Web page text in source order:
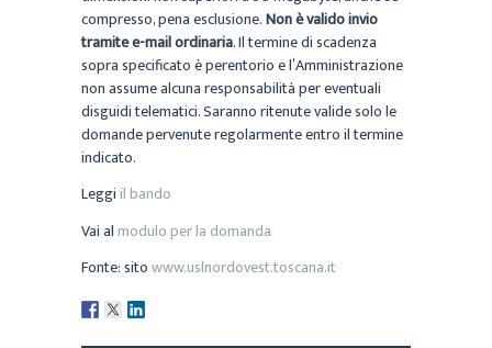
compresso, pena esclusione.Non è valido invio
tramite e-mail ordinaria. Il termine di scadenza
sopra specificato è perentorio e l’Amministrazione
non assume alcuna responsabilità per eventuali
disguidi telematici. Saranno ritenute valide solo le
domande pervenute regolarmente entro il termine
indicato.
Leggiil bando
Vai almodulo per la domanda
Fonte: sitowww.uslnordovest.toscana.it